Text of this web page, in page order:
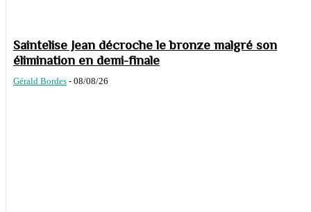
Saintelise Jean décroche le bronze malgré son
élimination en demi-finale
Gérald Bordes - 08/08/26